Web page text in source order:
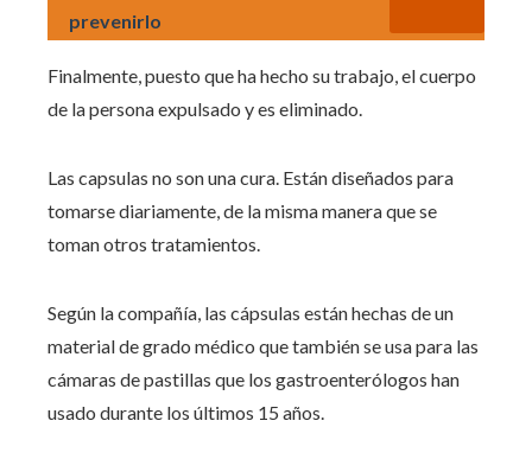
prevenirlo
Finalmente, puesto que ha hecho su trabajo, el cuerpo
de la persona expulsado y es eliminado.
Las capsulas no son una cura. Están diseñados para
tomarse diariamente, de la misma manera que se
toman otros tratamientos.
Según la compañía, las cápsulas están hechas de un
material de grado médico que también se usa para las
cámaras de pastillas que los gastroenterólogos han
usado durante los últimos 15 años.